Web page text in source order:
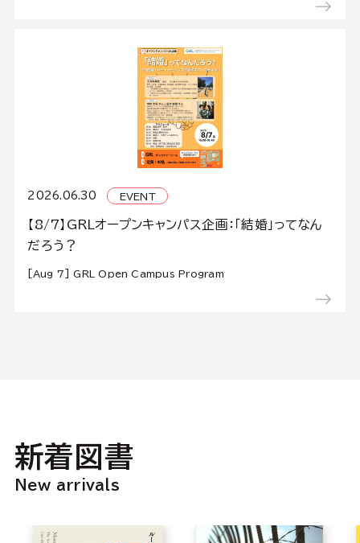
2026.06.30 EVENT
【8/7】GRLオープンキャンパス企画：「結婚」ってなん
だろう？
[Aug 7] GRL Open Campus Program
新着図書
New arrivals